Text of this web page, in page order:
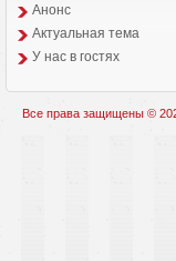
Анонс
Aктуальная тема
У нас в гостях
Все права защищены ©